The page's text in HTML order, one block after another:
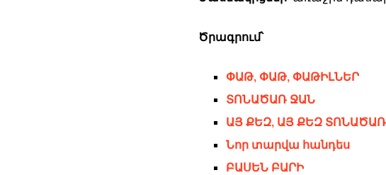
Ծրագրում՝
ՓԱԹ, ՓԱԹ, ՓԱԹԻԼՆԵՐ
ՏՈՆԱԾԱՌ ՋԱՆ
ԱՅ ՔԵԶ, ԱՅ ՔԵԶ ՏՈՆԱԾԱՌ
Նոր տարվա հանդես
ԲԱՍԵՆ ԲԱՐԻ